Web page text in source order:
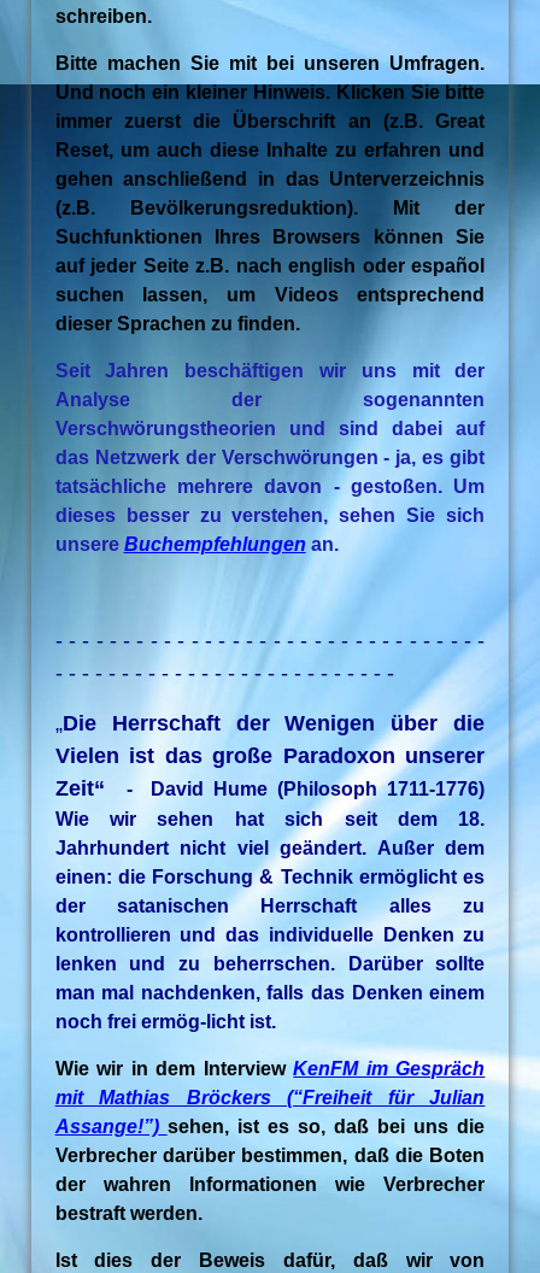
schreiben.
Bitte machen Sie mit bei unseren Umfragen.
Und noch ein kleiner Hinweis. Klicken Sie bitte
immer zuerst die Überschrift an (z.B. Great
Reset, um auch diese Inhalte zu erfahren und
gehen anschließend in das Unterverzeichnis
(z.B. Bevölkerungsreduktion). Mit der
Suchfunktionen Ihres Browsers können Sie
auf jeder Seite z.B. nach english oder español
suchen lassen, um Videos entsprechend
dieser Sprachen zu finden.
Seit Jahren beschäftigen wir uns mit der
Analyse der sogenannten
Verschwörungstheorien und sind dabei auf
das Netzwerk der Verschwörungen - ja, es gibt
tatsächliche mehrere davon - gestoßen. Um
dieses besser zu verstehen, sehen Sie sich
unsere Buchempfehlungen an.
- - - - - - - - - - - - - - - - - - - - - - - - - - - - - - - -
- - - - - - - - - - - - - - - - - - - - - - - - - -
„Die Herrschaft der Wenigen über die
Vielen ist das große Paradoxon unserer
Zeit“
- David Hume (Philosoph 1711-1776)
Wie wir sehen hat sich seit dem 18.
Jahrhundert nicht viel geändert. Außer dem
einen: die Forschung & Technik ermöglicht es
der satanischen Herrschaft alles zu
kontrollieren und das individuelle Denken zu
lenken und zu beherrschen. Darüber sollte
man mal nachdenken, falls das Denken einem
noch frei ermög-licht ist.
Wie wir in dem InterviewKenFM im Gespräch
mit Mathias Bröckers (“Freiheit für Julian
Assange!”) sehen, ist es so, daß bei uns die
Verbrecher darüber bestimmen, daß die Boten
der wahren Informationen wie Verbrecher
bestraft werden.
Ist dies der Beweis dafür, daß wir von